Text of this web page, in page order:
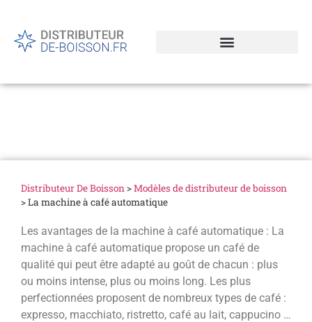
Distributeur De Boisson>Modèles de distributeur de boisson
>La machine à café automatique
Les avantages de la machine à café automatique : La
machine à café automatique propose un café de
qualité qui peut être adapté au goût de chacun : plus
ou moins intense, plus ou moins long. Les plus
perfectionnées proposent de nombreux types de café :
expresso, macchiato, ristretto, café au lait, cappucino …